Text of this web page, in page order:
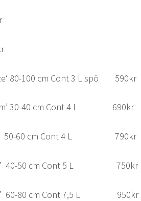
80-100 cm Cont 3 L spö 590kr
30-40 cm Cont 4 L 690kr
50-60 cm Cont 4 L 790kr
40-50 cm Cont 5 L 750kr
60-80 cm Cont 7,5 L 950kr